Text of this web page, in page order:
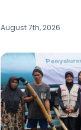
August 7th, 2026